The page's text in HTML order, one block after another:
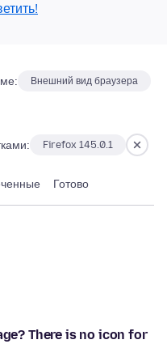
Внешний вид браузера
Firefox 145.0.1
Готово
There is no icon for